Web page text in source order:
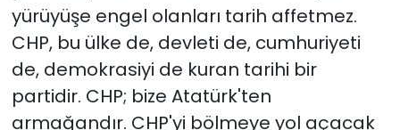
yürüyüşe engel olanları tarih affetmez.
CHP, bu ülke de, devleti de, cumhuriyeti
de, demokrasiyi de kuran tarihi bir
partidir. CHP; bize Atatürk'ten
armağandır. CHP'yi bölmeye yol açacak